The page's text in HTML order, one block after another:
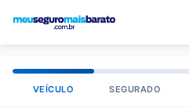
VEÍCULO SEGURADO